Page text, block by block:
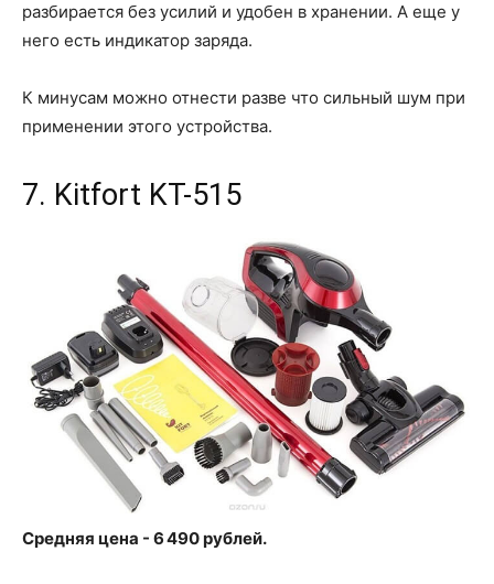
разбирается без усилий и удобен в хранении. А еще у
него есть индикатор заряда.
К минусам можно отнести разве что сильный шум при
применении этого устройства.
7. Kitfort KT-515
Средняя цена - 6 490 рублей.